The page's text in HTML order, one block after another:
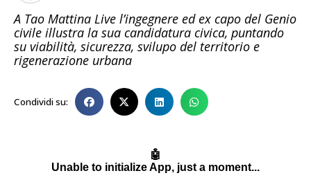
A Tao Mattina Live l’ingegnere ed ex capo del Genio
civile illustra la sua candidatura civica, puntando
su viabilità, sicurezza, svilupo del territorio e
rigenerazione urbana
Condividi su: